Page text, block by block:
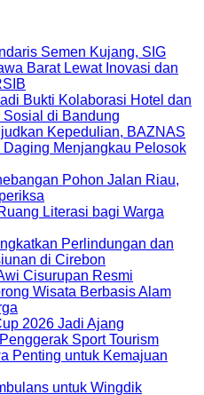
Semen Kujang, SIG
Barat Lewat Inovasi dan
Bukti Kolaborasi Hotel dan
di Bandung
Kepedulian, BAZNAS
Menjangkau Pelosok
Pohon Jalan Riau,
Literasi bagi Warga
Perlindungan dan
di Cirebon
Cisurupan Resmi
Wisata Berbasis Alam
2026 Jadi Ajang
Sport Tourism
Penting untuk Kemajuan
untuk Wingdik